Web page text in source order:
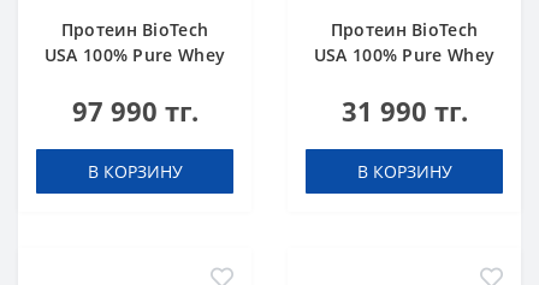
Протеин BioTech
USA 100% Pure Whey
g
97 990 тг.
В КОРЗИНУ
Протеин BioTech
USA 100% Pure Whey
31 990 тг.
В КОРЗИНУ